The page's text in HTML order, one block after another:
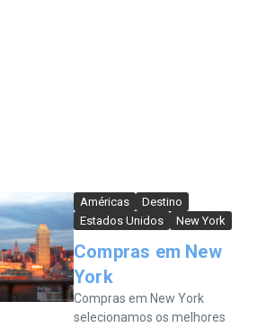
Américas
Destino
Estados Unidos
New York
Compras em New
York
Compras em New York
selecionamos os melhores